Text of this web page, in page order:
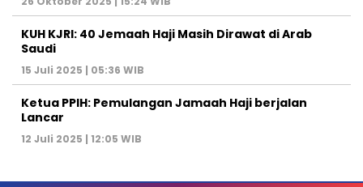
KUH KJRI: 40 Jemaah Haji Masih Dirawat di Arab
Saudi
15 Juli 2025 | 05:36 WIB
Ketua PPIH: Pemulangan Jamaah Haji berjalan
Lancar
12 Juli 2025 | 12:05 WIB